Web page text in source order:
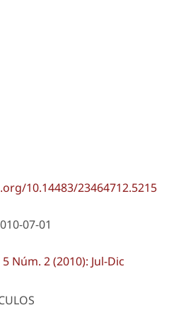
10.14483/23464712.5215
07-01
Núm. 2 (2010): Jul-Dic